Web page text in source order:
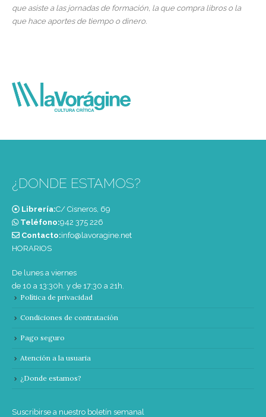
que asiste a las jornadas de formación, la que compra libros o la
que hace aportes de tiempo o dinero.
¿DONDE ESTAMOS?
Librería:C/ Cisneros, 69
Teléfono:‭942 375 226‬
Contacto:info@lavoragine.net
HORARIOS
De lunes a viernes
de 10 a 13:30h. y de 17:30 a 21h.
Política de privacidad
Condiciones de contratación
Pago seguro
Atención a la usuaria
¿Donde estamos?
Suscribirse a nuestro boletín semanal